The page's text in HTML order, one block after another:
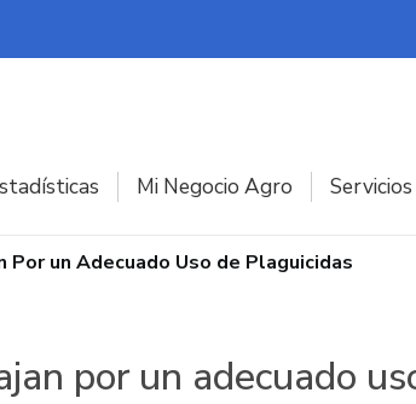
Mi Negocio Agro
Por un Adecuado Uso de Plaguicidas
por un adecuado